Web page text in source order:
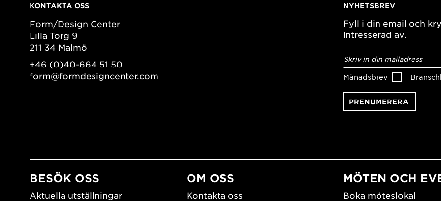
KONTAKTA OSS
Form/Design Center
Lilla Torg 9
211 34 Malmö
+46 (0)40-664 51 50
form@formdesigncenter.com
NYHETSBREV
Fyll i din email och
intresserad av.
postadress*
Månadsbrev
BESÖK OSS
Aktuella utställningar
OM OSS
Kontakta oss
MÖTEN OCH
Boka möteslokal